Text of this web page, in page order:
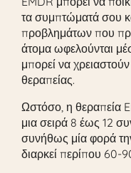
τα συμπτώματά σου
προβλημάτων που
άτομα ωφελούνται
μπορεί να
θεραπείας.
Ωστόσο, η θεραπεία
μια σειρά 8 έως 12
συνήθως μία φορά
διαρκεί περίπου 60-